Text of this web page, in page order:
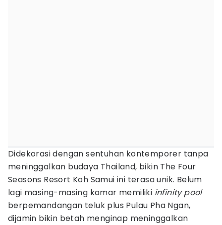
Didekorasi dengan sentuhan kontemporer tanpa
meninggalkan budaya Thailand, bikin The Four
Seasons Resort Koh Samui ini terasa unik. Belum
lagi masing-masing kamar memiliki infinity pool
berpemandangan teluk plus Pulau Pha Ngan,
dijamin bikin betah menginap meninggalkan